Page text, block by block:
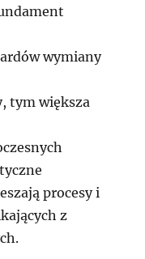
wymiany
tym większa
procesy i
z